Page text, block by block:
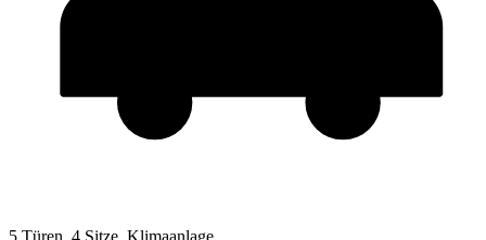
5 Türen, 4 Sitze, Klimaanlage